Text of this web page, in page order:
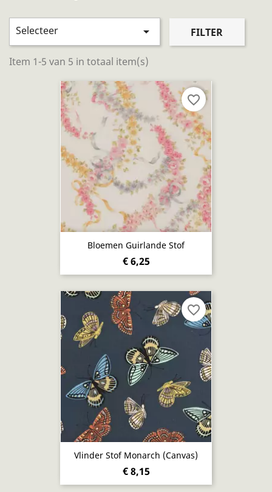
Selecteer  FILTER
Item 1-5 van 5 in totaal item(s)
Bloemen Guirlande Stof
€ 6,25
favorite_border
Vlinder Stof Monarch (Canvas)
€ 8,15
favorite_border